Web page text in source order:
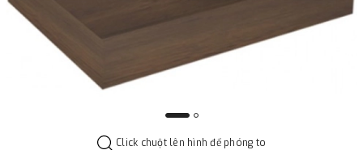
Click chuột lên hình để phóng to